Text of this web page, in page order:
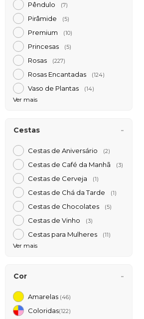
Pêndulo (7)
Pirâmide (5)
Premium (10)
Princesas (5)
Rosas (227)
Rosas Encantadas (124)
Vaso de Plantas (14)
Ver mais
Cestas
Cestas de Aniversário (2)
Cestas de Café da Manh (3)
Cestas de Cerveja (1)
Cestas de Chá da Tarde (1)
Cestas de Chocolates (5)
Cestas de Vinho (3)
Cestas para Mulheres (11)
Ver mais
Cor
Amarelas (46)
Coloridas(122)